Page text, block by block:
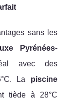
sans les
Pyrénées-
avec des
La piscine
tiède à 28°C